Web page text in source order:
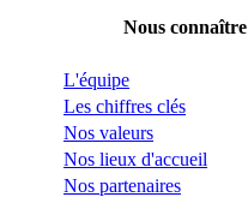
Nous connaître
L'équipe
Les chiffres clés
Nos valeurs
Nos lieux d'accueil
Nos partenaires